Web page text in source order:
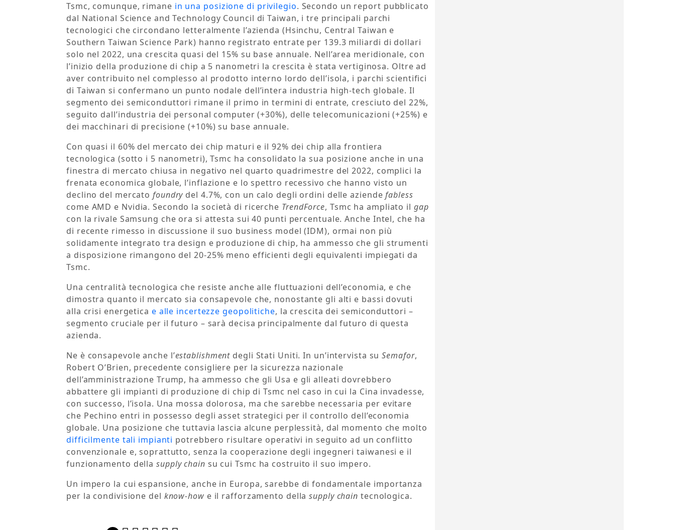
Tsmc, comunque, rimane in una posizione di privilegio. Secondo un report pubblicato
dal National Science and Technology Council di Taiwan, i tre principali parchi
tecnologici che circondano letteralmente l’azienda (Hsinchu, Central Taiwan e
Southern Taiwan Science Park) hanno registrato entrate per 139.3 miliardi di dollari
solo nel 2022, una crescita quasi del 15% su base annuale. Nell’area meridionale, con
l’inizio della produzione di chip a 5 nanometri la crescita è stata vertiginosa. Oltre ad
aver contribuito nel complesso al prodotto interno lordo dell’isola, i parchi scientifici
di Taiwan si confermano un punto nodale dell’intera industria high-tech globale. Il
segmento dei semiconduttori rimane il primo in termini di entrate, cresciuto del 22%,
seguito dall’industria dei personal computer (+30%), delle telecomunicazioni (+25%) e
dei macchinari di precisione (+10%) su base annuale.
Con quasi il 60% del mercato dei chip maturi e il 92% dei chip alla frontiera
tecnologica (sotto i 5 nanometri), Tsmc ha consolidato la sua posizione anche in una
finestra di mercato chiusa in negativo nel quarto quadrimestre del 2022, complici la
frenata economica globale, l’inflazione e lo spettro recessivo che hanno visto un
declino del mercato foundry del 4.7%, con un calo degli ordini delle aziendefabless
come AMD e Nvidia. Secondo la società di ricerche TrendForce, Tsmc ha ampliato il gap
con la rivale Samsung che ora si attesta sui 40 punti percentuale. Anche Intel, che ha
di recente rimesso in discussione il suo business model (IDM), ormai non più
solidamente integrato tra design e produzione di chip, ha ammesso che gli strumenti
a disposizione rimangono del 20-25% meno efficienti degli equivalenti impiegati da
Tsmc.
Una centralità tecnologica che resiste anche alle fluttuazioni dell’economia, e che
dimostra quanto il mercato sia consapevole che, nonostante gli alti e bassi dovuti
alla crisi energetica e alle incertezze geopolitiche, la crescita dei semiconduttori –
segmento cruciale per il futuro – sarà decisa principalmente dal futuro di questa
azienda.
Ne è consapevole anche l’establishment degli Stati Uniti. In un’intervista suSemafor,
Robert O’Brien, precedente consigliere per la sicurezza nazionale
dell’amministrazione Trump, ha ammesso che gli Usa e gli alleati dovrebbero
abbattere gli impianti di produzione di chip di Tsmc nel caso in cui la Cina invadesse,
con successo, l’isola. Una mossa dolorosa, ma che sarebbe necessaria per evitare
che Pechino entri in possesso degli asset strategici per il controllo dell’economia
globale. Una posizione che tuttavia lascia alcune perplessità, dal momento che molto
difficilmente tali impianti potrebbero risultare operativi in seguito ad un conflitto
convenzionale e, soprattutto, senza la cooperazione degli ingegneri taiwanesi e il
funzionamento della supply chain su cui Tsmc ha costruito il suo impero.
Un impero la cui espansione, anche in Europa, sarebbe di fondamentale importanza
per la condivisione del know-how e il rafforzamento dellasupply chain tecnologica.